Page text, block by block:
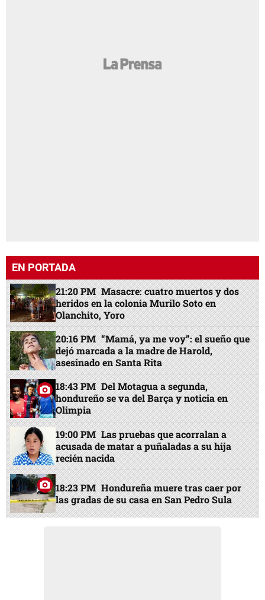
EN PORTADA
21:20 PM Masacre: cuatro muertos y dos
heridos en la colonia Murilo Soto en
Olanchito, Yoro
20:16 PM “Mamá, ya me voy”: el sueño que
dejó marcada a la madre de Harold,
asesinado en Santa Rita
18:43 PM Del Motagua a segunda,
hondureño se va del Barça y noticia en
Olimpia
19:00 PM Las pruebas que acorralan a
acusada de matar a puñaladas a su hija
recién nacida
18:23 PM Hondureña muere tras caer por
las gradas de su casa en San Pedro Sula